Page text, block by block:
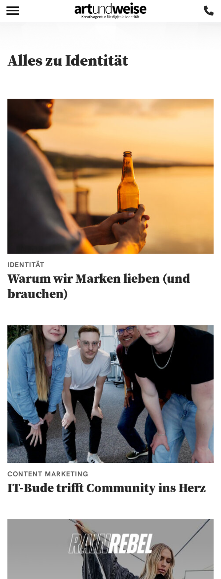
Alles zuIdentität
IDENTITÄT
Warum wir Marken lieben (und
brauchen)
CONTENT MARKETING
IT-Bude trifft Community ins Herz